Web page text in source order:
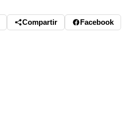
Compartir Facebook